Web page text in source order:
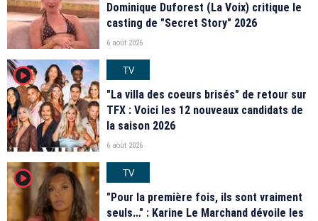
Dominique Duforest (La Voix) critique le
casting de "Secret Story" 2026
6 août 2026
player2
TV
"La villa des coeurs brisés" de retour sur
TFX : Voici les 12 nouveaux candidats de
la saison 2026
6 août 2026
player2
TV
"Pour la première fois, ils sont vraiment
seuls…" : Karine Le Marchand dévoile les